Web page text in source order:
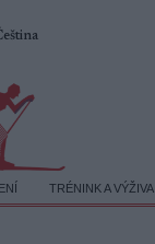
TRÉNINK A VÝŽIVA